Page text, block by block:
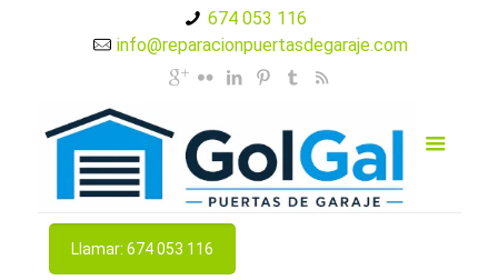
674 053 116
info@reparacionpuertasdegaraje.com
Llamar: 674 053 116